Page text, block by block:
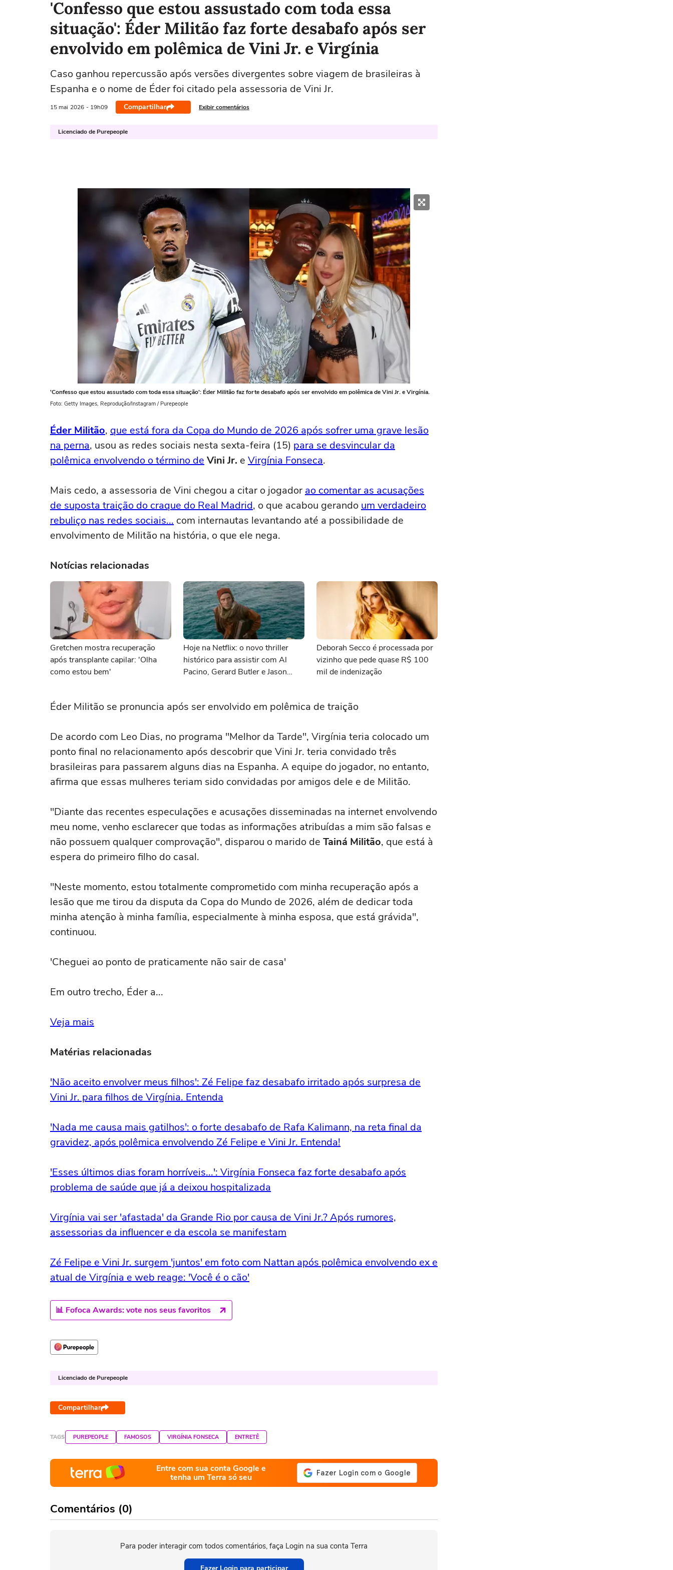
'Confesso que estou assustado com toda essa
situação': Éder Militão faz forte desabafo após ser
envolvido em polêmica de Vini Jr. e Virgínia
Caso ganhou repercussão após versões divergentes sobre viagem de brasileiras à
Espanha e o nome de Éder foi citado pela assessoria de Vini Jr.
15 mai 2026 - 19h09 Compartilhar Exibir comentários
Licenciado de Purepeople
'Confesso que estou assustado com toda essa situação': Éder Militão faz forte desabafo após ser envolvido em polêmica de Vini Jr. e Virgínia.
Foto: Getty Images, Reprodução/Instagram / Purepeople
Éder Militão, que está fora da Copa do Mundo de 2026 após sofrer uma grave lesão
na perna, usou as redes sociais nesta sexta-feira (15) para se desvincular da
polêmica envolvendo o término de Vini Jr. e Virgínia Fonseca.
Mais cedo, a assessoria de Vini chegou a citar o jogador ao comentar as acusações
de suposta traição do craque do Real Madrid, o que acabou gerando um verdadeiro
rebuliço nas redes sociais... com internautas levantando até a possibilidade de
envolvimento de Militão na história, o que ele nega.
Notícias relacionadas
Gretchen mostra recuperação
após transplante capilar: 'Olha
como estou bem'
Hoje na Netflix: o novo thriller
histórico para assistir com Al
Pacino, Gerard Butler e Jason
Deborah Secco é processada por
vizinho que pede quase R$ 100
mil de indenização
Éder Militão se pronuncia após ser envolvido em polêmica de traição
De acordo com Leo Dias, no programa "Melhor da Tarde", Virgínia teria colocado um
ponto final no relacionamento após descobrir que Vini Jr. teria convidado três
brasileiras para passarem alguns dias na Espanha. A equipe do jogador, no entanto,
afirma que essas mulheres teriam sido convidadas por amigos dele e de Militão.
"Diante das recentes especulações e acusações disseminadas na internet envolvendo
meu nome, venho esclarecer que todas as informações atribuídas a mim são falsas e
não possuem qualquer comprovação", disparou o marido de Tainá Militão, que está à
espera do primeiro filho do casal.
"Neste momento, estou totalmente comprometido com minha recuperação após a
lesão que me tirou da disputa da Copa do Mundo de 2026, além de dedicar toda
minha atenção à minha família, especialmente à minha esposa, que está grávida",
continuou.
'Cheguei ao ponto de praticamente não sair de casa'
Em outro trecho, Éder a...
Veja mais
Matérias relacionadas
'Não aceito envolver meus filhos': Zé Felipe faz desabafo irritado após surpresa de
Vini Jr. para filhos de Virgínia. Entenda
'Nada me causa mais gatilhos': o forte desabafo de Rafa Kalimann, na reta final da
gravidez, após polêmica envolvendo Zé Felipe e Vini Jr. Entenda!
'Esses últimos dias foram horríveis...': Virgínia Fonseca faz forte desabafo após
problema de saúde que já a deixou hospitalizada
Virgínia vai ser 'afastada' da Grande Rio por causa de Vini Jr.? Após rumores,
assessorias da influencer e da escola se manifestam
Zé Felipe e Vini Jr. surgem 'juntos' em foto com Nattan após polêmica envolvendo ex e
atual de Virgínia e web reage: 'Você é o cão'
📊 Fofoca Awards: vote nos seus favoritos
Licenciado de Purepeople
Compartilhar
TAGS PUREPEOPLE FAMOSOS VIRGÍNIA FONSECA ENTRETÊ
Entre com sua conta Google e
tenha um Terra só seu
Comentários (0)
Para poder interagir com todos comentários, faça Login na sua conta Terra